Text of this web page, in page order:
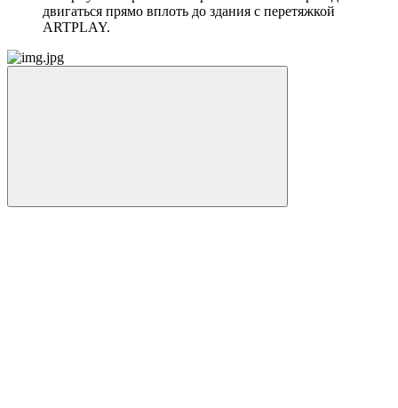
двигаться прямо вплоть до здания с перетяжкой
ARTPLAY.